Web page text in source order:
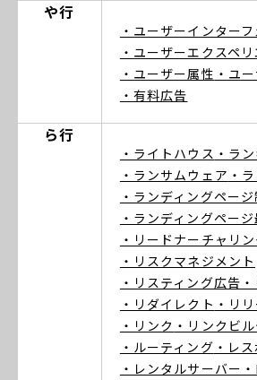
や行
・ユーザーインターフ
・ユーザーエクスペ
・ユーザー属性 ・ユ
・有料広告
ら行
・ライトハウス ・ラ
・ランサムウェア ・
・ランディングペー
・ランディングペー
・リードナーチャリ
・リスクマネジメント
・リスティング広告
・リダイレクト ・リ
・リンク ・リンクビ
・ルーティング ・レ
・レンタルサーバー